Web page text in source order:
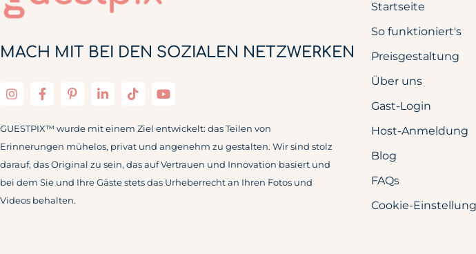
MACH MIT BEI DEN SOZIALEN NETZWERKEN
GUESTPIX™ wurde mit einem Ziel entwickelt: das Teilen von
Erinnerungen mühelos, privat und angenehm zu gestalten. Wir sind stolz
darauf, das Original zu sein, das auf Vertrauen und Innovation basiert und
bei dem Sie und Ihre Gäste stets das Urheberrecht an Ihren Fotos und
Videos behalten.
Startseite
So funktioniert's
Preisgestaltung
Über uns
Gast-Login
Host-Anmeldung
Blog
FAQs
Cookie-